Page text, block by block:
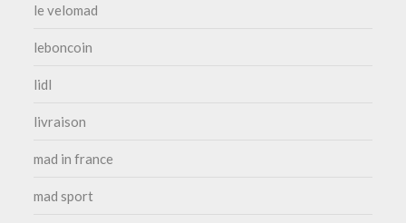
le velomad
leboncoin
lidl
livraison
mad in france
mad sport